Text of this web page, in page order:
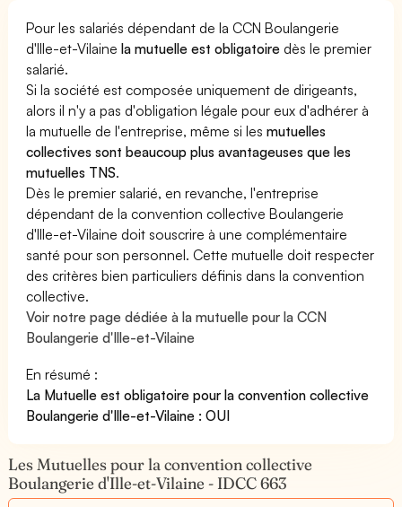
Pour les salariés dépendant de la CCN Boulangerie
d'Ille-et-Vilainela mutuelle est obligatoire dès le premier
salarié.
Si la société est composée uniquement de dirigeants,
alors il n'y a pas d'obligation légale pour eux d'adhérer à
la mutuelle de l'entreprise, même si lesmutuelles
collectives sont beaucoup plus avantageuses que les
mutuelles TNS.
Dès le premier salarié, en revanche, l'entreprise
dépendant de la convention collective Boulangerie
d'Ille-et-Vilaine doit souscrire à une complémentaire
santé pour son personnel. Cette mutuelle doit respecter
des critères bien particuliers définis dans la convention
collective.
Voir notre page dédiée à la mutuelle pour la CCN
Boulangerie d'Ille-et-Vilaine
En résumé :
La Mutuelle est obligatoire pour la convention collective
Boulangerie d'Ille-et-Vilaine : OUI
Les Mutuelles pour la convention collective
Boulangerie d'Ille-et-Vilaine - IDCC 663